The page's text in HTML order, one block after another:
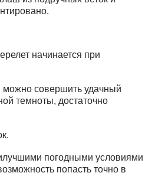
начинается при
можно совершить удачный
темноты, достаточно
погодными условиями
попасть точно в